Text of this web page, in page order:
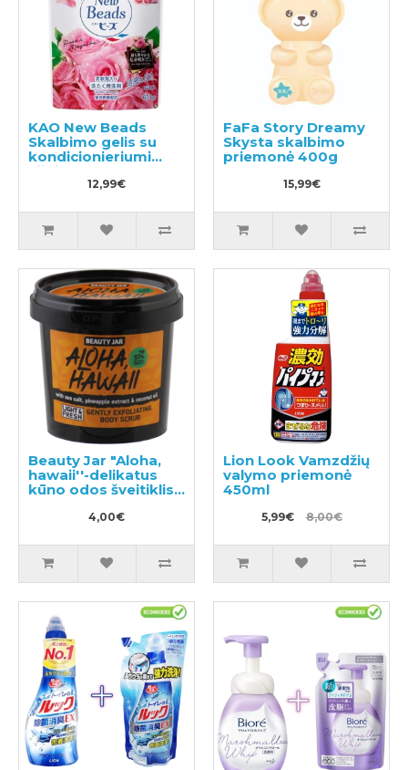
KAO New Beads
Skalbimo gelis su
kondicionieriumi
užpildas 650g
12,99€
FaFa Story Dreamy
Skysta skalbimo
priemonė 400g
15,99€
Beauty Jar "Aloha,
hawaii''-delikatus
kūno odos šveitiklis
4,00€
Lion Look Vamzdžių
valymo priemonė
450ml
5,99€ 8,00€